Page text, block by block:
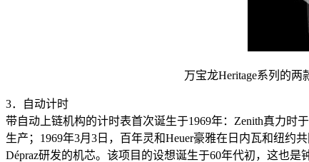
万宝龙Heritage系列的
3．自动计时
带自动上链机构的计时表首次诞生于1969年：Zenith真力时
生产；1969年3月3日，百年灵和Heuer豪雅在日内瓦和纽约
Dépraz研发的机芯。该项目的设想诞生于60年代初，这也